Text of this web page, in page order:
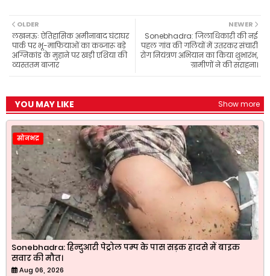
b
o
o
k
A
p
p
r
a
m
e
r
NEWER
Sonebhadra: जिलाधिकारी की नई
पहल गांव की गलियों में उतरकर संचारी
रोग नियंत्रण अभियान का किया शुभारंभ,
ग्रामीणों ने की सराहना।
OLDER
लखनऊः ऐतिहासिक अमीनाबाद घंटाघर
पार्क पर भू-माफियाओं का कब्जारू बड़े
अग्निकांड के मुहाने पर खड़ी एशिया की
व्यस्ततम बाजार
YOU MAY LIKE Show more
सोनभद्र
Sonebhadra: हिन्दुआरी पेट्रोल पम्प के पास सड़क हादसे में बाइक
सवार की मौत।
Aug 06, 2026